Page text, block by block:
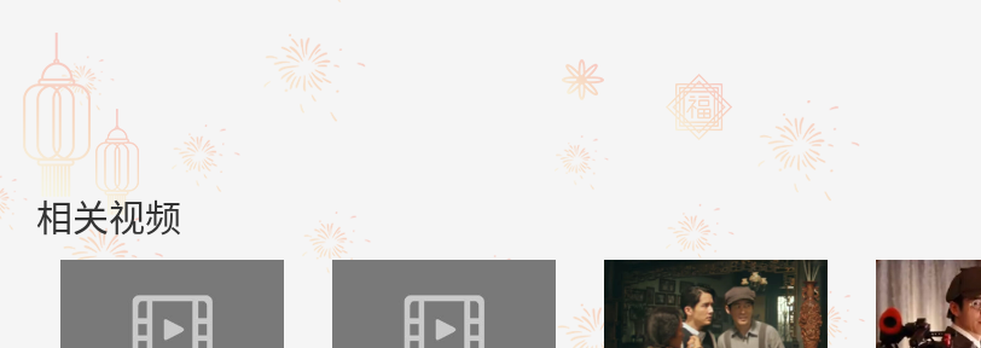
相关视频